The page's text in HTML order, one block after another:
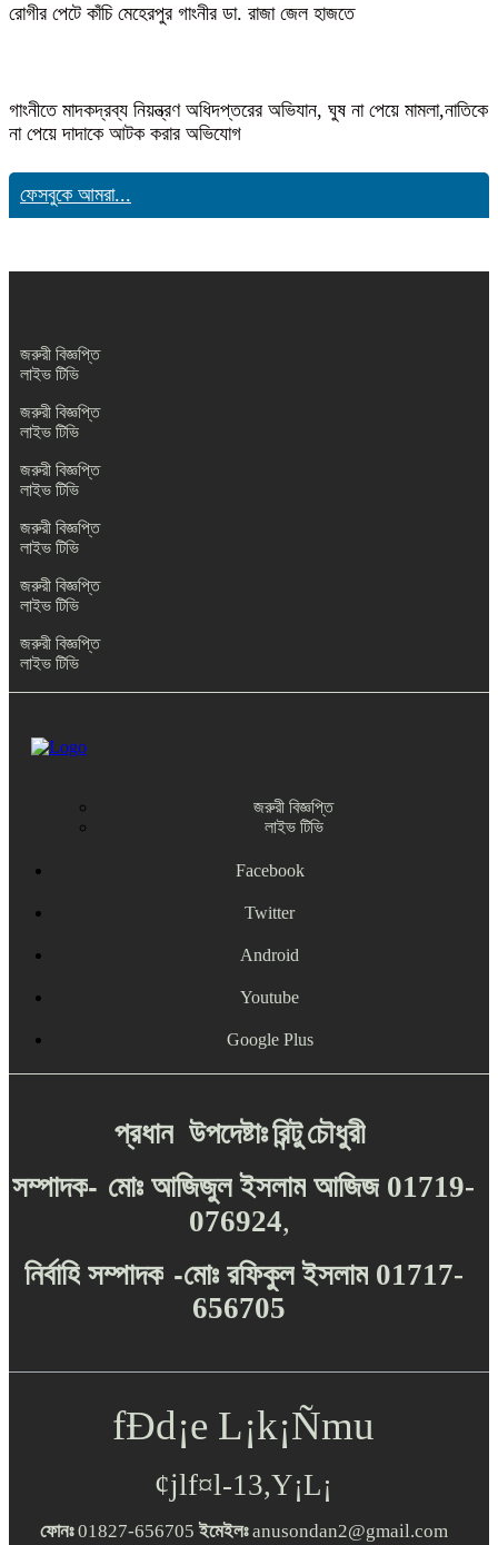
রোগীর পেটে কাঁচি মেহেরপুর গাংনীর ডা. রাজা জেল হাজতে
গাংনীতে মাদকদ্রব্য নিয়ন্ত্রণ অধিদপ্তরের অভিযান, ঘুষ না পেয়ে মামলা,নাতিকে
না পেয়ে দাদাকে আটক করার অভিযোগ
ফেসবুকে আমরা...
জরুরী বিজ্ঞপ্তি
লাইভ টিভি
জরুরী বিজ্ঞপ্তি
লাইভ টিভি
জরুরী বিজ্ঞপ্তি
লাইভ টিভি
জরুরী বিজ্ঞপ্তি
লাইভ টিভি
জরুরী বিজ্ঞপ্তি
লাইভ টিভি
জরুরী বিজ্ঞপ্তি
লাইভ টিভি
জরুরী বিজ্ঞপ্তি
লাইভ টিভি
Facebook
Twitter
Android
Youtube
Google Plus
প্রধান উপদেষ্টাঃরিন্টুচৌধুরী
সম্পাদক- মোঃ আজিজুল ইসলাম আজিজ 01719-
076924,
নির্বাহি সম্পাদক-মোঃ রফিকুল ইসলাম 01717-
656705
fÐd¡e L¡k¡Ñmu
¢jlf¤l-13,Y¡L¡
ফোনঃ01827-656705ইমেইলঃanusondan2@gmail.com